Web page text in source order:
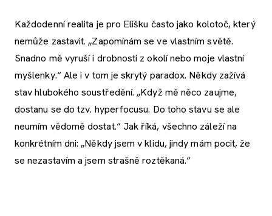
Každodenní realita je pro Elišku často jako kolotoč, který
nemůže zastavit. „Zapomínám se ve vlastním světě.
Snadno mě vyruší i drobnosti z okolí nebo moje vlastní
myšlenky.“ Ale i v tom je skrytý paradox. Někdy zažívá
stav hlubokého soustředění. „Když mě něco zaujme,
dostanu se do tzv. hyperfocusu. Do toho stavu se ale
neumím vědomě dostat.“ Jak říká, všechno záleží na
konkrétním dni: „Někdy jsem v klidu, jindy mám pocit, že
se nezastavím a jsem strašně roztěkaná.“